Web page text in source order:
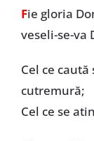
Fie gloria
veseli-se-va
Cel ce
cutremură;
Cel ce se